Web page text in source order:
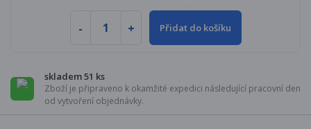
Přidat do košíku
skladem 51 ks
Zboží je připraveno k okamžité expedici následující pracovní den
od vytvoření objednávky.